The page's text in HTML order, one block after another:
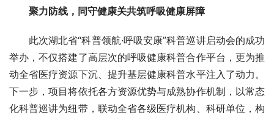
聚力防线，同守健康关共筑呼吸健康屏障
此次湖北省“科普领航·呼吸安康”科普巡讲启动会的成功
举办，不仅搭建了高层次的呼吸健康科普合作平台，更为推
动全省医疗资源下沉、提升基层健康科普水平注入了动力。
下一步，项目将依托各方资源优势与成熟协作机制，以常态
化科普巡讲为纽带，联动全省各级医疗机构、科研单位，构